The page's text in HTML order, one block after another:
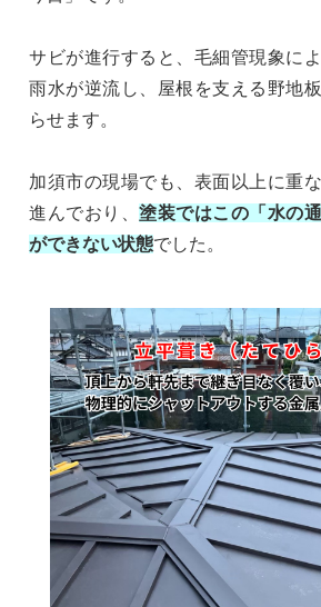
サビが進行すると、毛細管現象に
雨水が逆流し、屋根を支える野地
らせます。
加須市の現場でも、表面以上に重
進んでおり、塗装ではこの「水の
ができない状態でした。